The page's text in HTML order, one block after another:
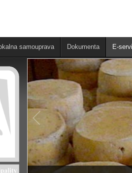
samouprava Dokumenta E-